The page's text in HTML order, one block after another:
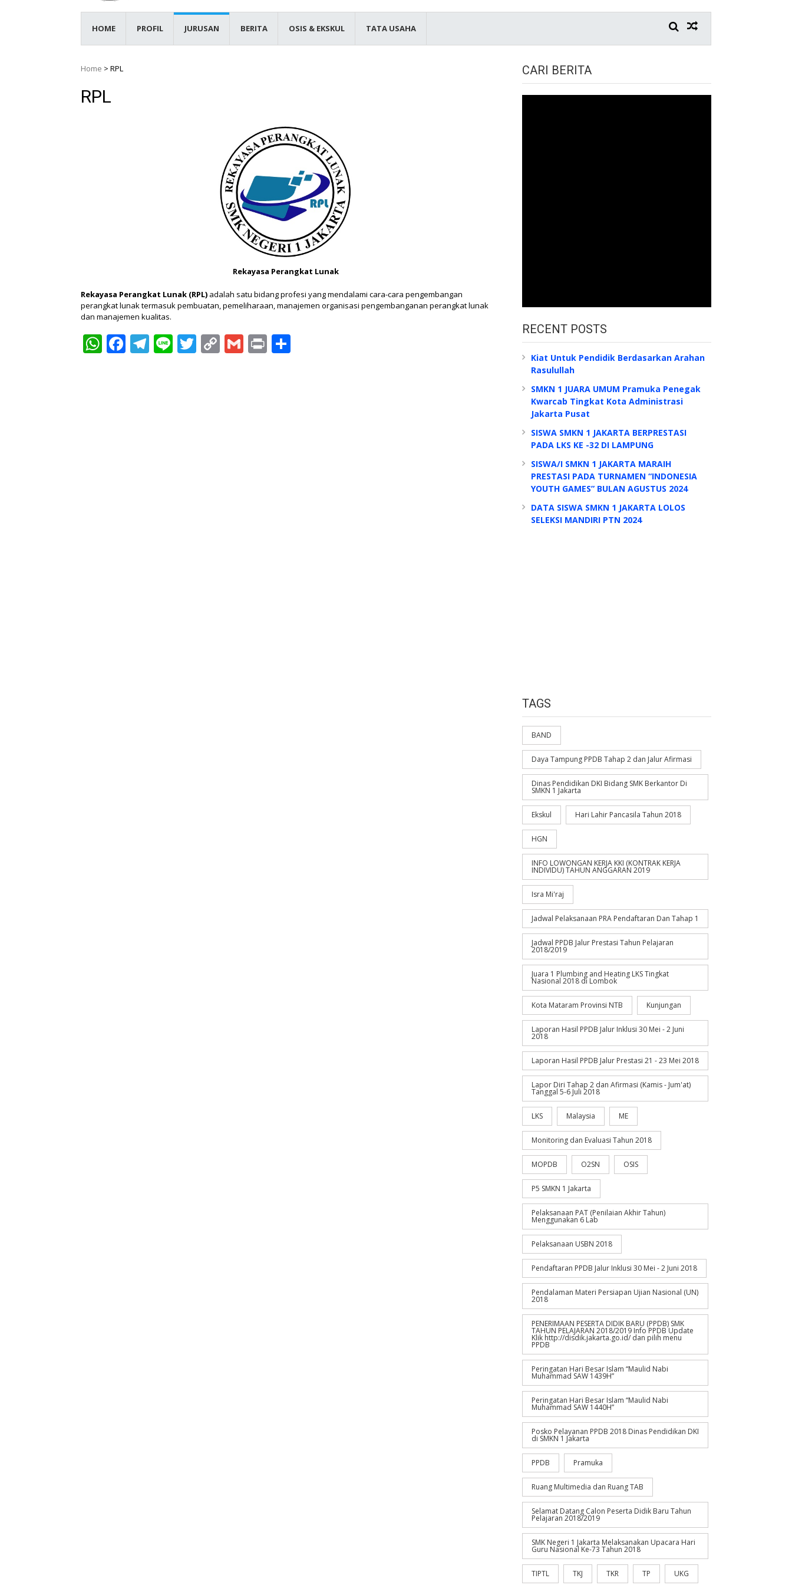
HOME PROFIL JURUSAN BERITA OSIS & EKSKUL TATA USAHA
Home > RPL
RPL
Rekayasa Perangkat Lunak
Rekayasa Perangkat Lunak (RPL) adalah satu bidang profesi yang mendalami cara-cara pengembangan
perangkat lunak termasuk pembuatan, pemeliharaan, manajemen organisasi pengembanganan perangkat lunak
dan manajemen kualitas.
WhatsApp
Facebook
Telegram
LineTwitter
Copy
Link
Gmail
Print
CARI BERITA
RECENT POSTS
Kiat Untuk Pendidik Berdasarkan Arahan
Rasulullah
SMKN 1 JUARA UMUM Pramuka Penegak
Kwarcab Tingkat Kota Administrasi
Jakarta Pusat
SISWA SMKN 1 JAKARTA BERPRESTASI
PADA LKS KE -32 DI LAMPUNG
SISWA/I SMKN 1 JAKARTA MARAIH
PRESTASI PADA TURNAMEN “INDONESIA
YOUTH GAMES” BULAN AGUSTUS 2024
DATA SISWA SMKN 1 JAKARTA LOLOS
SELEKSI MANDIRI PTN 2024
TAGS
BAND
Daya Tampung PPDB Tahap 2 dan Jalur Afirmasi
Dinas Pendidikan DKI Bidang SMK Berkantor Di
SMKN 1 Jakarta
Ekskul Hari Lahir Pancasila Tahun 2018
HGN
INFO LOWONGAN KERJA KKI (KONTRAK KERJA
INDIVIDU) TAHUN ANGGARAN 2019
Isra Mi'raj
Jadwal Pelaksanaan PRA Pendaftaran Dan Tahap 1
Jadwal PPDB Jalur Prestasi Tahun Pelajaran
2018/2019
Juara 1 Plumbing and Heating LKS Tingkat
Nasional 2018 di Lombok
Kota Mataram Provinsi NTB Kunjungan
Laporan Hasil PPDB Jalur Inklusi 30 Mei - 2 Juni
2018
Laporan Hasil PPDB Jalur Prestasi 21 - 23 Mei 2018
Lapor Diri Tahap 2 dan Afirmasi (Kamis - Jum'at)
Tanggal 5-6 Juli 2018
LKS Malaysia ME
Monitoring dan Evaluasi Tahun 2018
MOPDB O2SN OSIS
P5 SMKN 1 Jakarta
Pelaksanaan PAT (Penilaian Akhir Tahun)
Menggunakan 6 Lab
Pelaksanaan USBN 2018
Pendaftaran PPDB Jalur Inklusi 30 Mei - 2 Juni 2018
Pendalaman Materi Persiapan Ujian Nasional (UN)
2018
PENERIMAAN PESERTA DIDIK BARU (PPDB) SMK
TAHUN PELAJARAN 2018/2019 Info PPDB Update
Klik http://disdik.jakarta.go.id/ dan pilih menu
PPDB
Peringatan Hari Besar Islam “Maulid Nabi
Muhammad SAW 1439H”
Peringatan Hari Besar Islam “Maulid Nabi
Muhammad SAW 1440H”
Posko Pelayanan PPDB 2018 Dinas Pendidikan DKI
di SMKN 1 Jakarta
PPDB Pramuka
Ruang Multimedia dan Ruang TAB
Selamat Datang Calon Peserta Didik Baru Tahun
Pelajaran 2018/2019
SMK Negeri 1 Jakarta Melaksanakan Upacara Hari
Guru Nasional Ke-73 Tahun 2018
TIPTL TKJ TKR TP UKG